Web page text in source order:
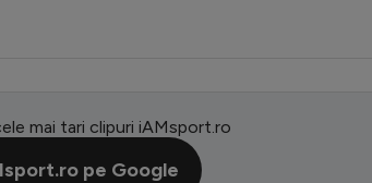
mai tari clipuri iAMsport.ro
pe Google